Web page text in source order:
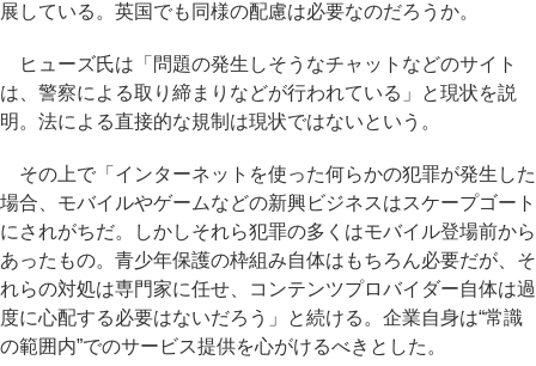
展している。英国でも同様の配慮は必要なのだろうか。
ヒューズ氏は「問題の発生しそうなチャットなどのサイト
は、警察による取り締まりなどが行われている」と現状を説
明。法による直接的な規制は現状ではないという。
その上で「インターネットを使った何らかの犯罪が発生した
場合、モバイルやゲームなどの新興ビジネスはスケープゴート
にされがちだ。しかしそれら犯罪の多くはモバイル登場前から
あったもの。青少年保護の枠組み自体はもちろん必要だが、そ
れらの対処は専門家に任せ、コンテンツプロバイダー自体は過
度に心配する必要はないだろう」と続ける。企業自身は“常識
の範囲内”でのサービス提供を心がけるべきとした。